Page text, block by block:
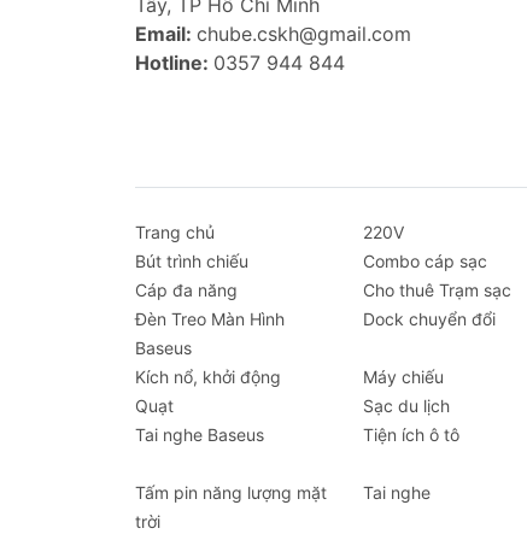
Tây, TP Hồ Chí Minh
Email: chube.cskh@gmail.com
Hotline: 0357 944 844
Trang chủ 220V
Bút trình chiếu
Combo cáp sạc
Cáp đa năng
Cho thuê Trạm sạc
Đèn Treo Màn Hình
Baseus
Dock chuyển đổi
Kích nổ, khởi động Máy chiếu
Quạt
Sạc du lịch
Tai nghe Baseus
Tiện ích ô tô
Tấm pin năng lượng mặt
trời
Tai nghe